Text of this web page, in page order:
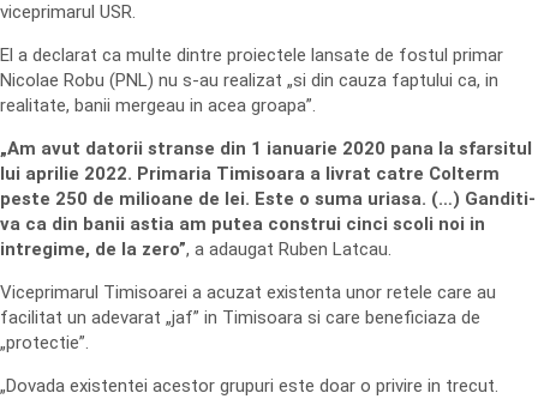
viceprimarul USR.
El a declarat ca multe dintre proiectele lansate de fostul primar
Nicolae Robu (PNL) nu s-au realizat „si din cauza faptului ca, in
realitate, banii mergeau in acea groapa”.
„Am avut datorii stranse din 1 ianuarie 2020 pana la sfarsitul
lui aprilie 2022. Primaria Timisoara a livrat catre Colterm
peste 250 de milioane de lei. Este o suma uriasa. (…) Ganditi-
va ca din banii astia am putea construi cinci scoli noi in
intregime, de la zero”, a adaugat Ruben Latcau.
Viceprimarul Timisoarei a acuzat existenta unor retele care au
facilitat un adevarat „jaf” in Timisoara si care beneficiaza de
„protectie”.
„Dovada existentei acestor grupuri este doar o privire in trecut.